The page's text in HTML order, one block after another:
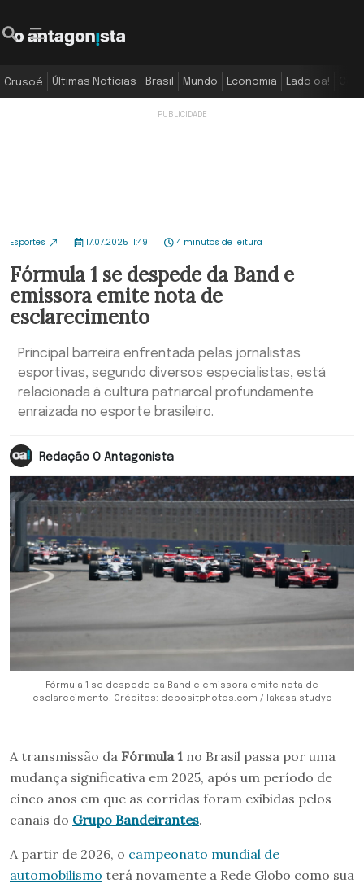
Crusoé Últimas Notícias Brasil Mundo Economia Lado oa!
Esportes 17.07.2025 11:49 4 minutos de leitura
Fórmula 1 se despede da Band e
emissora emite nota de
esclarecimento
Principal barreira enfrentada pelas jornalistas
esportivas, segundo diversos especialistas, está
relacionada à cultura patriarcal profundamente
enraizada no esporte brasileiro.
Redação O Antagonista
Fórmula 1 se despede da Band e emissora emite nota de
esclarecimento. Créditos: depositphotos.com / lakasa studyo
A transmissão da Fórmula 1 no Brasil passa por uma
mudança significativa em 2025, após um período de
cinco anos em que as corridas foram exibidas pelos
canais do Grupo Bandeirantes.
A partir de 2026, o campeonato mundial de
automobilismo terá novamente a Rede Globo como sua